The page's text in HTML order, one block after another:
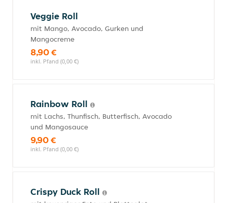
Veggie Roll
mit Mango, Avocado, Gurken und
Mangocreme
8,90 €
inkl. Pfand (0,00 €)
Rainbow Roll
mit Lachs, Thunfisch, Butterfisch, Avocado
und Mangosauce
9,90 €
inkl. Pfand (0,00 €)
Crispy Duck Roll